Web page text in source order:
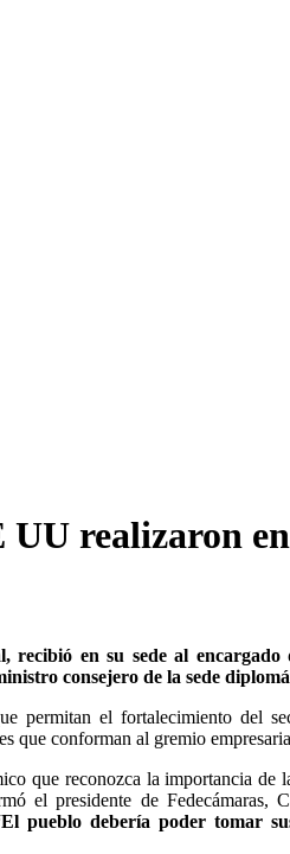
UU realizaron
en su sede al encargado
consejero de la sede
permitan el fortalecimiento del
que conforman al gremio
que reconozca la importancia de
el presidente de
pueblo debería poder tomar